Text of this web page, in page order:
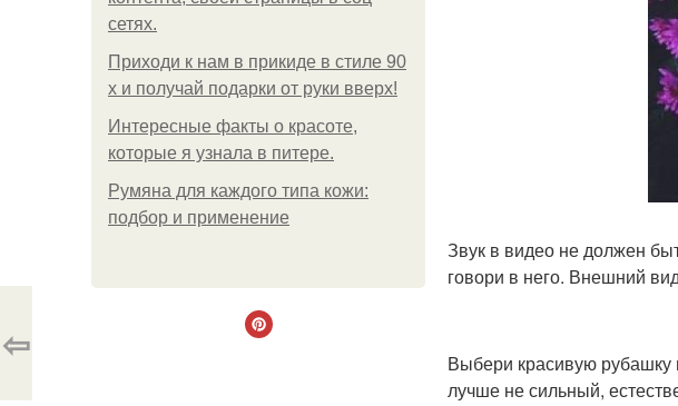
сетях.
Приходи к нам в прикиде в стиле 90
х и получай подарки от руки вверх!
Интересные факты о красоте,
которые я узнала в питере.
Румяна для каждого типа кожи:
подбор и применение
Звук в видео не должен
говори в него. Внешний
Выбери красивую рубашку
лучше не сильный,
⇦